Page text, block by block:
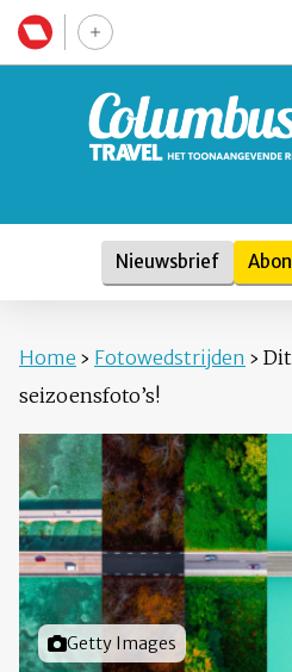
Nieuwsbrief
Home › Fotowedstrijden ›
seizoensfoto’s!
Foto door
Getty Images